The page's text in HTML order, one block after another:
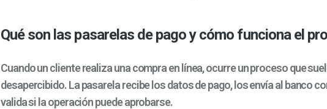
Qué son las pasarelas de pago y cómo funciona el
Cuando un cliente realiza una compra en línea, ocurre un proceso que
desapercibido. La pasarela recibe los datos de pago, los envía al banco
valida si la operación puede aprobarse.